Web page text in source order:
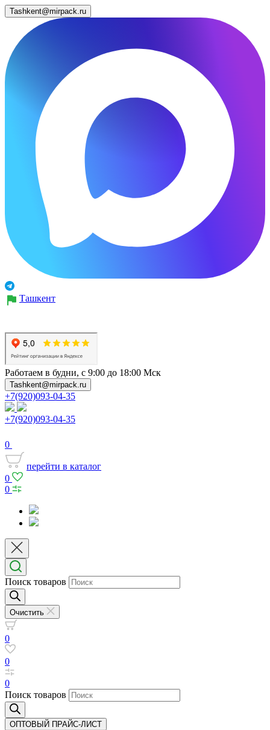
Tashkent@mirpack.ru
Ташкент
Работаем в будни, с 9:00 до 18:00 Мск
Tashkent@mirpack.ru
+7(920)093-04-35
+7(920)093-04-35
0
перейти в каталог
0
0
Поиск товаров
Очистить
0
0
0
Поиск товаров
ОПТОВЫЙ ПРАЙС-ЛИСТ